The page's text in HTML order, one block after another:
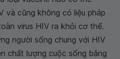
và cũng không có liệu pháp
virus HIV ra khỏi cơ thể.
người sống chung với HIV
chất lượng cuộc sống bằng